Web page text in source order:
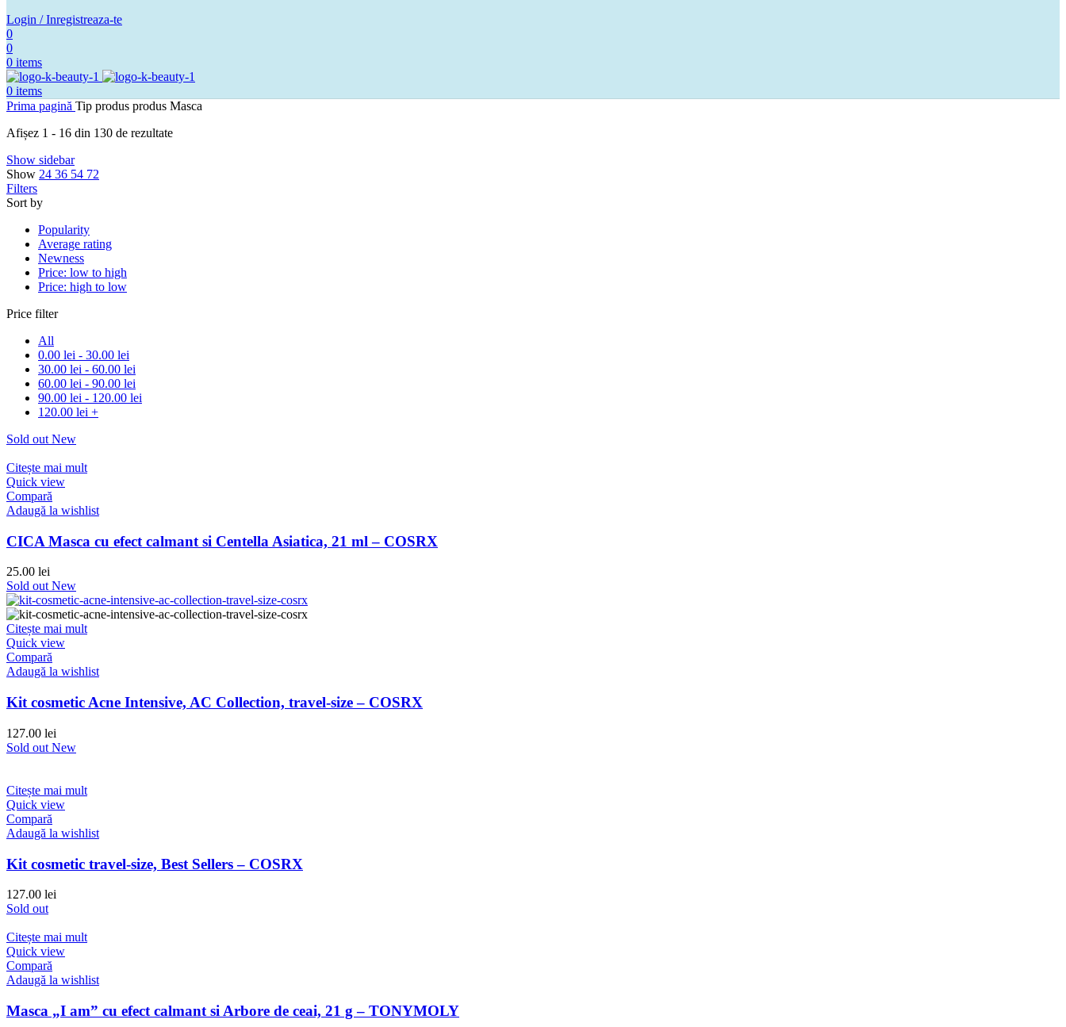
Login / Inregistreaza-te
0
0
0 items
0 items
Prima pagină Tip produs produs Masca
Afișez 1 - 16 din 130 de rezultate
Show sidebar
Show 24 36 54 72
Filters
Sort by
Popularity
Average rating
Newness
Price: low to high
Price: high to low
Price filter
All
0.00 lei - 30.00 lei
30.00 lei - 60.00 lei
60.00 lei - 90.00 lei
90.00 lei - 120.00 lei
120.00 lei +
Sold out New
Citește mai mult
Quick view
Compară
Adaugă la wishlist
CICA Masca cu efect calmant si Centella Asiatica, 21 ml – COSRX
25.00 lei
Sold out New
Citește mai mult
Quick view
Compară
Adaugă la wishlist
Kit cosmetic Acne Intensive, AC Collection, travel-size – COSRX
127.00 lei
Sold out New
Citește mai mult
Quick view
Compară
Adaugă la wishlist
Kit cosmetic travel-size, Best Sellers – COSRX
127.00 lei
Sold out
Citește mai mult
Quick view
Compară
Adaugă la wishlist
Masca „I am” cu efect calmant si Arbore de ceai, 21 g – TONYMOLY